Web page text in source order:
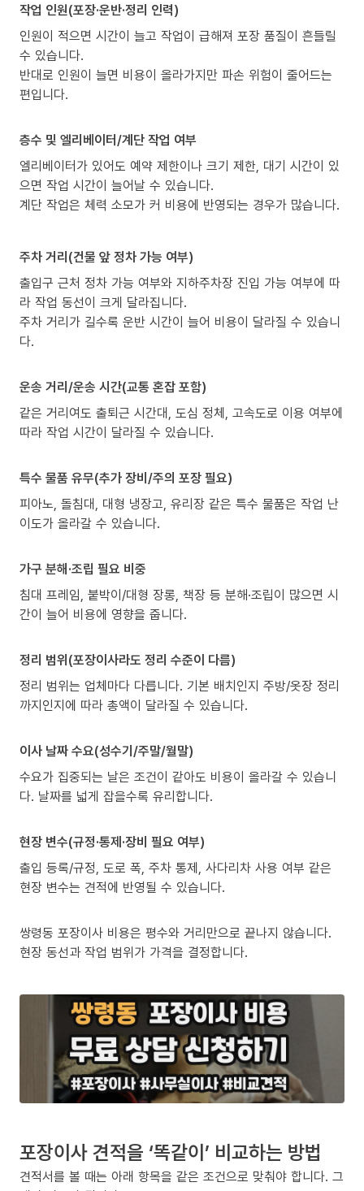
작업 인원(포장·운반·정리 인력)
인원이 적으면 시간이 늘고 작업이 급해져 포장 품질이 흔들릴
수 있습니다.
반대로 인원이 늘면 비용이 올라가지만 파손 위험이 줄어드는
편입니다.
층수 및 엘리베이터/계단 작업 여부
엘리베이터가 있어도 예약 제한이나 크기 제한, 대기 시간이 있
으면 작업 시간이 늘어날 수 있습니다.
계단 작업은 체력 소모가 커 비용에 반영되는 경우가 많습니다.
주차 거리(건물 앞 정차 가능 여부)
출입구 근처 정차 가능 여부와 지하주차장 진입 가능 여부에 따
라 작업 동선이 크게 달라집니다.
주차 거리가 길수록 운반 시간이 늘어 비용이 달라질 수 있습니
다.
운송 거리/운송 시간(교통 혼잡 포함)
같은 거리여도 출퇴근 시간대, 도심 정체, 고속도로 이용 여부에
따라 작업 시간이 달라질 수 있습니다.
특수 물품 유무(추가 장비/주의 포장 필요)
피아노, 돌침대, 대형 냉장고, 유리장 같은 특수 물품은 작업 난
이도가 올라갈 수 있습니다.
가구 분해·조립 필요 비중
침대 프레임, 붙박이/대형 장롱, 책장 등 분해·조립이 많으면 시
간이 늘어 비용에 영향을 줍니다.
정리 범위(포장이사라도 정리 수준이 다름)
정리 범위는 업체마다 다릅니다. 기본 배치인지 주방/옷장 정리
까지인지에 따라 총액이 달라질 수 있습니다.
이사 날짜 수요(성수기/주말/월말)
수요가 집중되는 날은 조건이 같아도 비용이 올라갈 수 있습니
다. 날짜를 넓게 잡을수록 유리합니다.
현장 변수(규정·통제·장비 필요 여부)
출입 등록/규정, 도로 폭, 주차 통제, 사다리차 사용 여부 같은
현장 변수는 견적에 반영될 수 있습니다.
쌍령동 포장이사 비용은 평수와 거리만으로 끝나지 않습니다.
현장 동선과 작업 범위가 가격을 결정합니다.
포장이사 견적을 ‘똑같이’ 비교하는 방법
견적서를 볼 때는 아래 항목을 같은 조건으로 맞춰야 합니다. 그